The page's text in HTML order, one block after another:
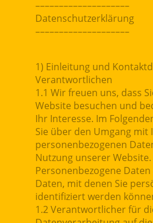
––––––––––––––––––––
Datenschutzerklärung
––––––––––––––––––––
1) Einleitung und
Verantwortlichen
1.1 Wir freuen uns, dass
Website besuchen und
Ihr Interesse. Im
Sie über den Umgang mit
personenbezogenen
Nutzung unserer Website.
Personenbezogene
Daten, mit denen Sie
identifiziert werden
1.2 Verantwortlicher für